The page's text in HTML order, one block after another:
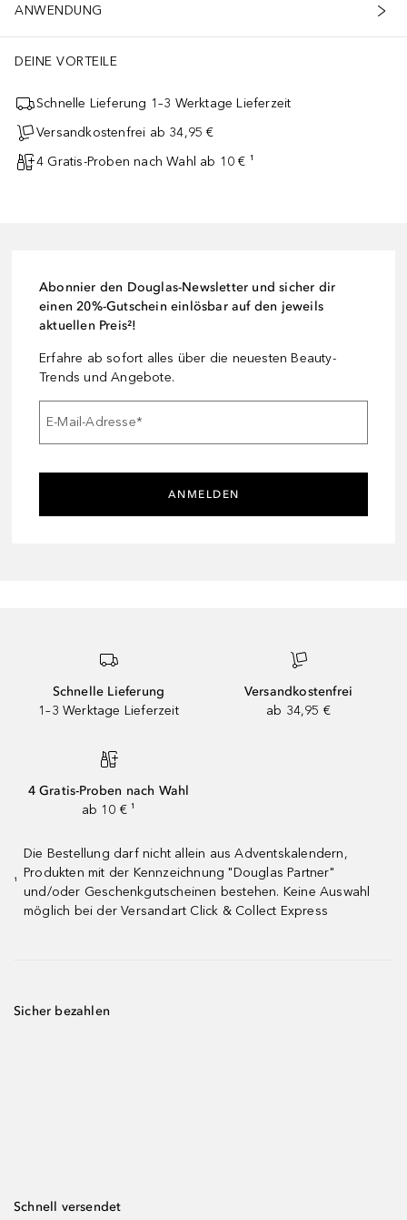
ANWENDUNG
DEINE VORTEILE
Schnelle Lieferung 1–3 Werktage Lieferzeit
Versandkostenfrei ab 34,95 €
4 Gratis-Proben nach Wahl ab 10 € ¹
Abonnier den Douglas-Newsletter und sicher dir
einen 20%-Gutschein einlösbar auf den jeweils
aktuellen Preis²!
Erfahre ab sofort alles über die neuesten Beauty-
Trends und Angebote.
E-Mail-Adresse*
ANMELDEN
Schnelle Lieferung
1–3 Werktage Lieferzeit
Versandkostenfrei
ab 34,95 €
4 Gratis-Proben nach Wahl
ab 10 € ¹
¹
Die Bestellung darf nicht allein aus Adventskalendern,
Produkten mit der Kennzeichnung "Douglas Partner"
und/oder Geschenkgutscheinen bestehen. Keine Auswahl
möglich bei der Versandart Click & Collect Express
Sicher bezahlen
Schnell versendet